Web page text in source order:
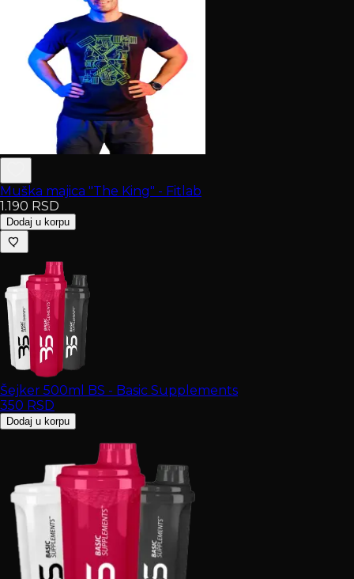
Muška majica "The King" - Fitlab
1.190 RSD
Dodaj u korpu
Šejker 500ml BS - Basic Supplements
350 RSD
Dodaj u korpu